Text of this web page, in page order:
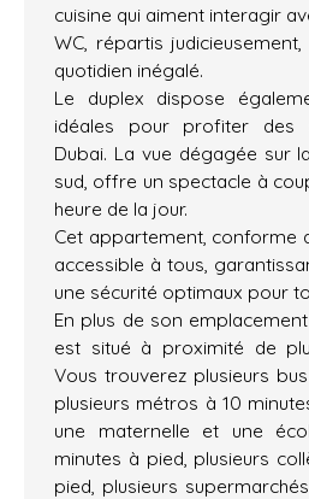
cuisine qui aiment interagir
WC, répartis
quotidien inégalé.
Le duplex dispose
idéales pour profiter des
Dubai. La vue dégagée sur
sud, offre un spectacle à
heure de la jour.
Cet appartement, conforme
accessible à tous,
une sécurité optimaux pour
En plus de son
est situé à proximité de
Vous trouverez plusieurs
plusieurs métros à 10
une maternelle et une
minutes à pied, plusieurs
pied, plusieurs